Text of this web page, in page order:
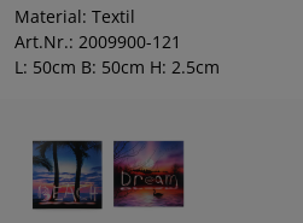
Material: Textil
Art.Nr.: 2009900-121
L: 50cm B: 50cm H: 2.5cm